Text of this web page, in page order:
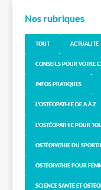
Nos rubriques
TOUT ACTUALITÉ
CONSEILS POUR VOTRE
INFOS PRATIQUES
L'OSTÉOPATHIE DE A À Z
L'OSTÉOPATHIE POUR
OSTÉOPATHIE DU
OSTÉOPATHIE POUR
SCIENCE SANTÉ ET